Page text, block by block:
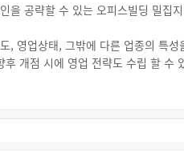
업개시일부터 20일 이내에 사업장
자등록증을 발급 받은 경우에는 사
을 공략할 수 있는 오피스빌딩 밀집
, 영업상태, 그밖에 다른 업종의 특
후 개점 시에 영업 전략도 수립 할 수